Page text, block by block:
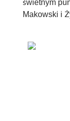
świetnym
Makowski i